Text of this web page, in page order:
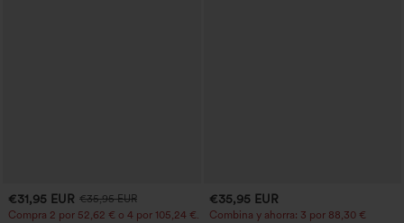
€31,95 EUR €35,95 EUR
Compra 2 por 52,62 € o 4 por 105,24 €.
€35,95 EUR
Combina y ahorra: 3 por 88,30 €